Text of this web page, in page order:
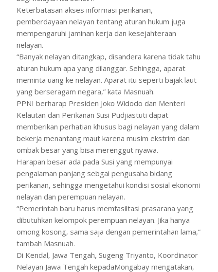
Keterbatasan akses informasi perikanan,
pemberdayaan nelayan tentang aturan hukum juga
mempengaruhi jaminan kerja dan kesejahteraan
nelayan.
“Banyak nelayan ditangkap, disandera karena tidak tahu
aturan hukum apa yang dilanggar. Sehingga, aparat
meminta uang ke nelayan. Aparat itu seperti bajak laut
yang berseragam negara,” kata Masnuah.
PPNI berharap Presiden Joko Widodo dan Menteri
Kelautan dan Perikanan Susi Pudjiastuti dapat
memberikan perhatian khusus bagi nelayan yang dalam
bekerja menantang maut karena musim ekstrim dan
ombak besar yang bisa merenggut nyawa.
Harapan besar ada pada Susi yang mempunyai
pengalaman panjang sebgai pengusaha bidang
perikanan, sehingga mengetahui kondisi sosial ekonomi
nelayan dan perempuan nelayan.
“Pemerintah baru harus memfasiltasi prasarana yang
dibutuhkan kelompok perempuan nelayan. Jika hanya
omong kosong, sama saja dengan pemerintahan lama,”
tambah Masnuah.
Di Kendal, Jawa Tengah, Sugeng Triyanto, Koordinator
Nelayan Jawa Tengah kepadaMongabay mengatakan,